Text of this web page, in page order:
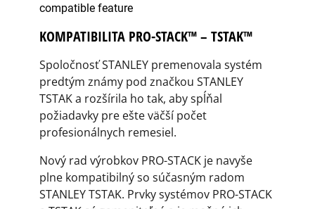
KOMPATIBILITA PRO-STACK™ – TSTAK™
Spoločnosť STANLEY premenovala systém
predtým známy pod značkou STANLEY
TSTAK a rozšírila ho tak, aby spĺňal
požiadavky pre ešte väčší počet
profesionálnych remesiel.
Nový rad výrobkov PRO-STACK je navyše
plne kompatibilný so súčasným radom
STANLEY TSTAK. Prvky systémov PRO-STACK